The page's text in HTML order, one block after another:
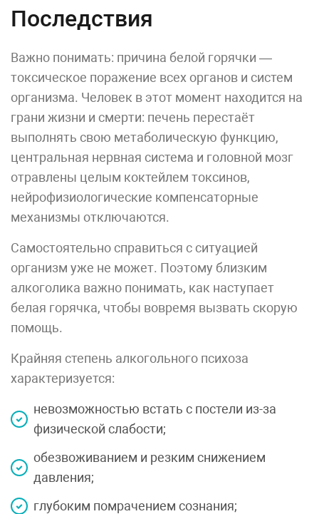
Последствия
Важно понимать: причина белой горячки —
токсическое поражение всех органов и систем
организма. Человек в этот момент находится на
грани жизни и смерти: печень перестаёт
выполнять свою метаболическую функцию,
центральная нервная система и головной мозг
отравлены целым коктейлем токсинов,
нейрофизиологические компенсаторные
механизмы отключаются.
Самостоятельно справиться с ситуацией
организм уже не может. Поэтому близким
алкоголика важно понимать, как наступает
белая горячка, чтобы вовремя вызвать скорую
помощь.
Крайняя степень алкогольного психоза
характеризуется:
невозможностью встать с постели из-за
физической слабости;
обезвоживанием и резким снижением
давления;
глубоким помрачением сознания;